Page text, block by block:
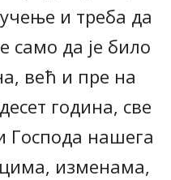
и треба да
само да је било
већ и пре на
година, све
Господа нашега
изменама,